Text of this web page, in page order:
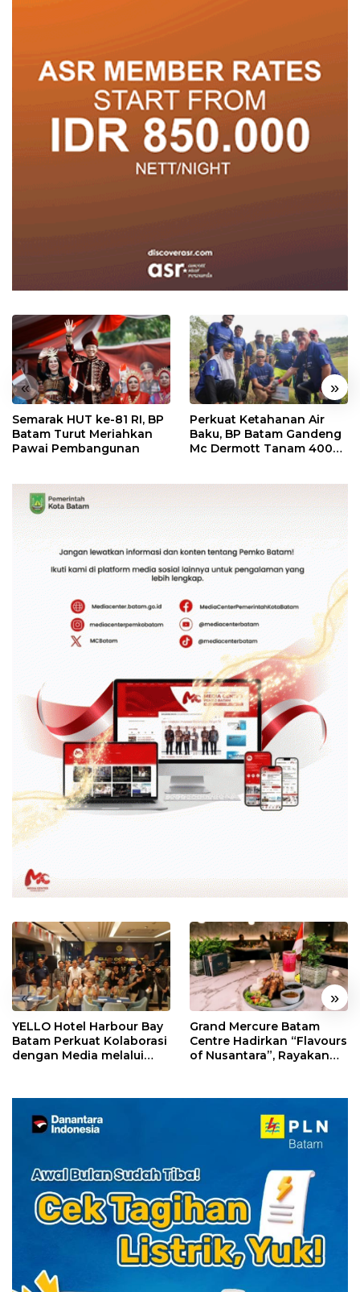
« »
Semarak HUT ke-81 RI, BP
Batam Turut Meriahkan
Pawai Pembangunan
Perkuat Ketahanan Air
Baku, BP Batam Gandeng
Mc Dermott Tanam 400
« »
YELLO Hotel Harbour Bay
Batam Perkuat Kolaborasi
dengan Media melalui
Grand Mercure Batam
Centre Hadirkan “Flavours
of Nusantara”, Rayakan